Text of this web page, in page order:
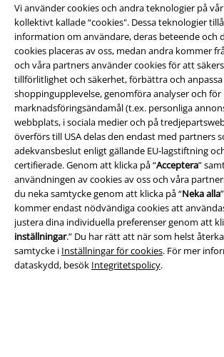
Vi använder cookies och andra teknologier på
kollektivt kallade “cookies". Dessa teknologier
information om användare, deras beteende och
cookies placeras av oss, medan andra kommer
och våra partners använder cookies för att
tillförlitlighet och säkerhet, förbättra och
shoppingupplevelse, genomföra analyser och för
marknadsföringsändamål (t.ex. personliga
webbplats, i sociala medier och på
överförs till USA delas den endast med partners
adekvansbeslut enligt gällande EU-lagstiftning
certifierade. Genom att klicka på “Acceptera”
användningen av cookies av oss och våra
du neka samtycke genom att klicka på “Neka alla
kommer endast nödvändiga cookies att
justera dina individuella preferenser genom att
inställningar.” Du har rätt att när som helst
samtycke i Inställningar för cookies. För mer
dataskydd, besök Integritetspolicy.
Juridisk information/Villkor
Villkor
Om oss
Ladda ner villkoren
Avfallshantering och miljöskydd
Försäkran om överensstämmelse
Information om tillgänglighet